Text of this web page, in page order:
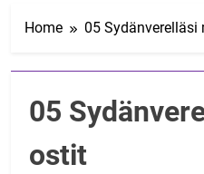
Home 05 Sydänverelläsi
05
ostit